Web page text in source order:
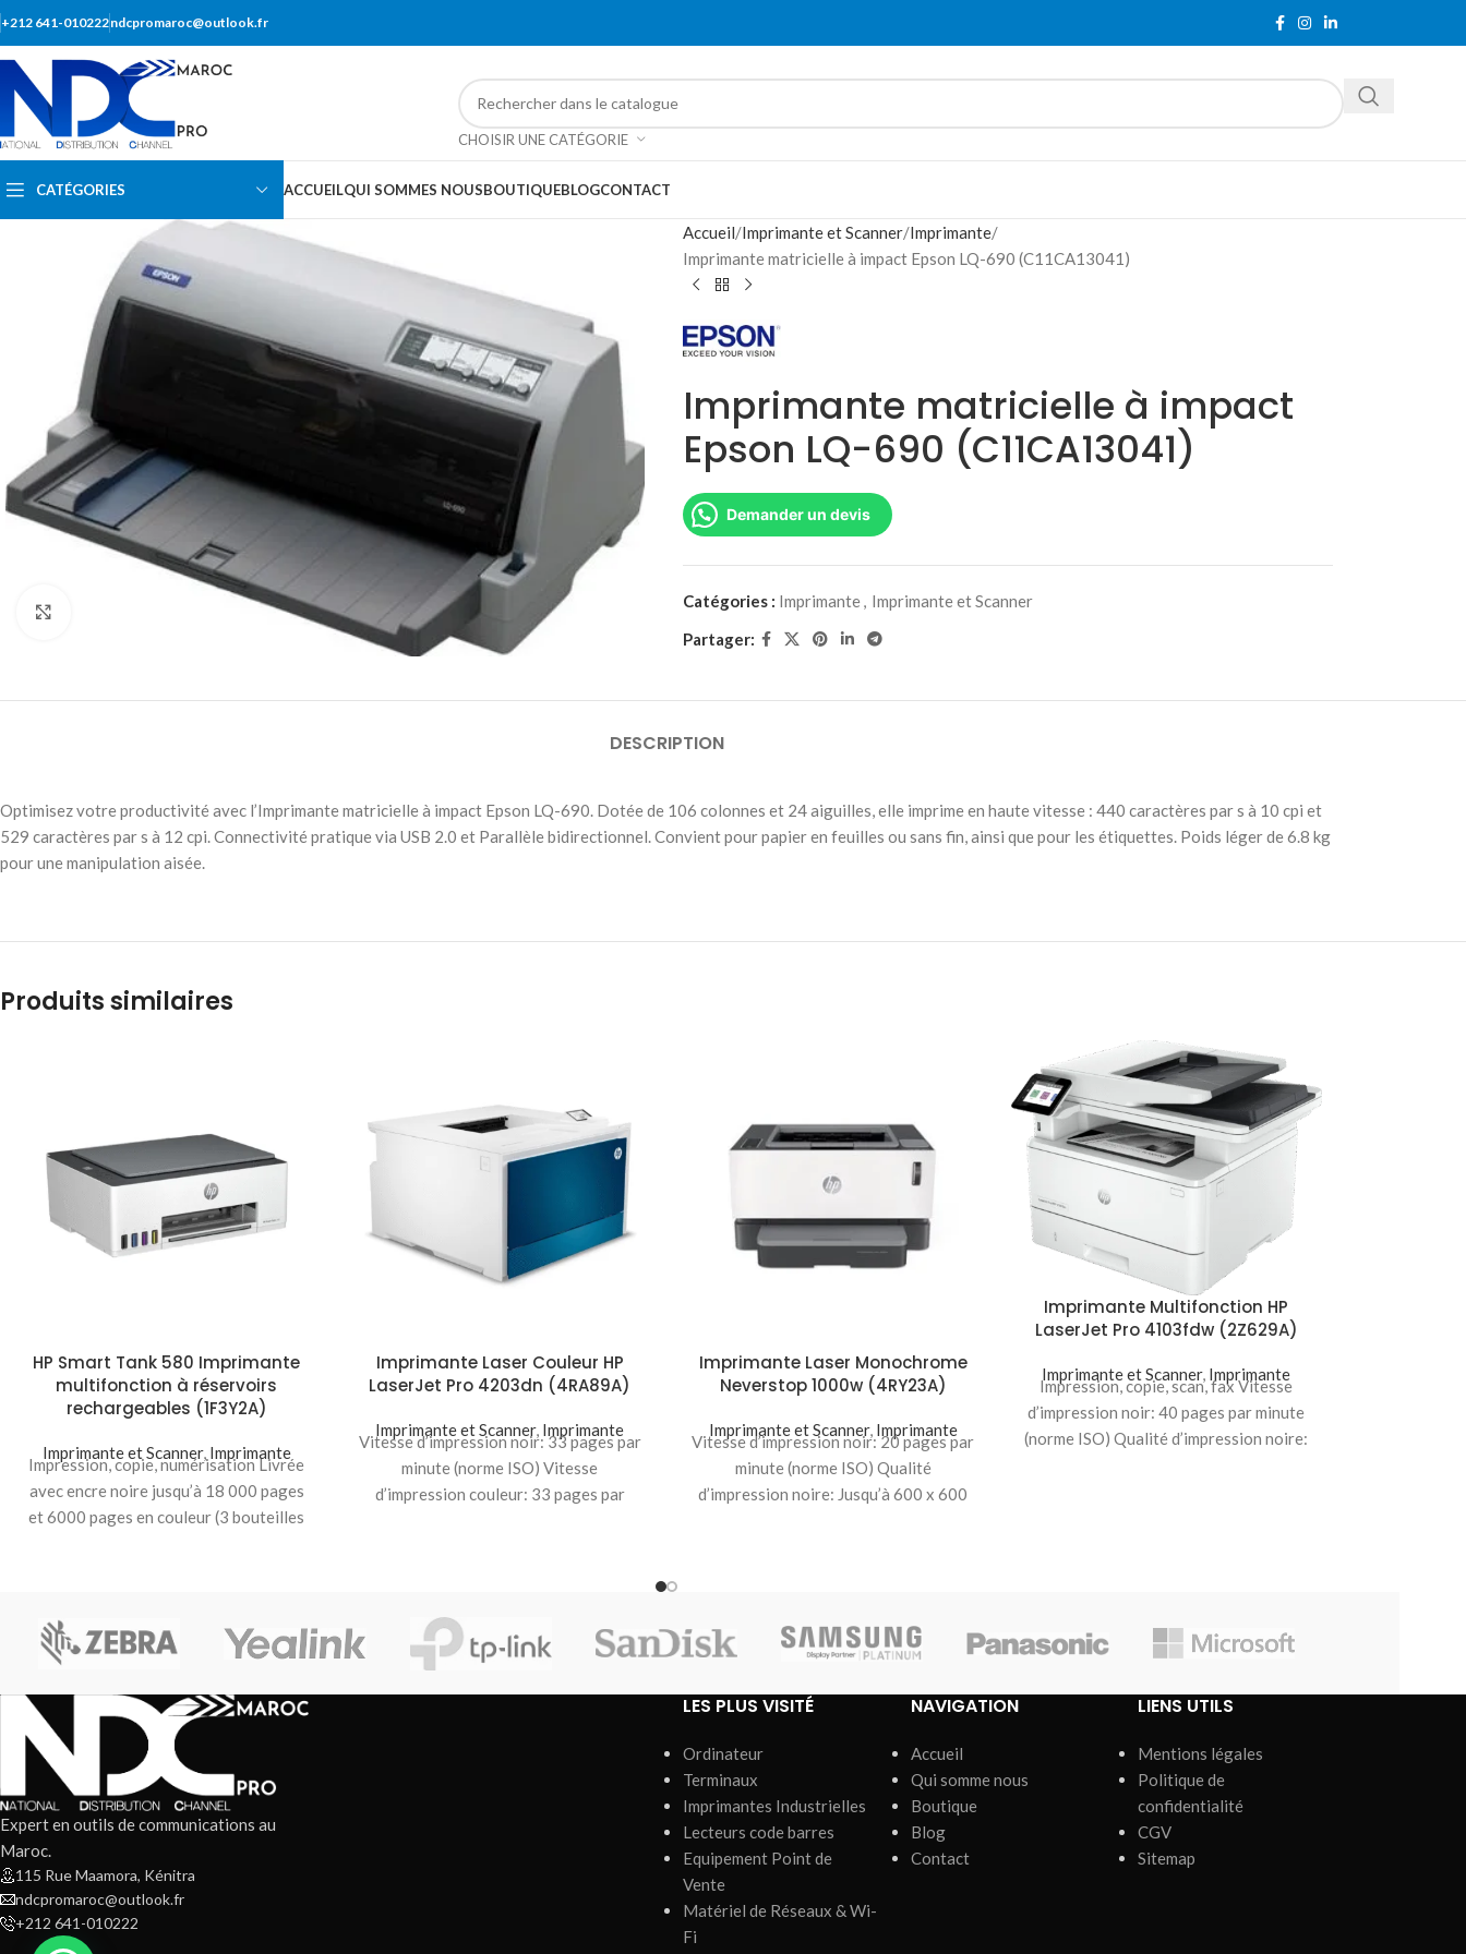
+212 641-010222ndcpromaroc@outlook.fr
CHOISIR UNE CATÉGORIE
CATÉGORIES ACCUEILQUI SOMMES NOUSBOUTIQUEBLOGCONTACT
Accueil Imprimante et Scanner Imprimante
Imprimante matricielle à impact Epson LQ-690 (C11CA13041)
Imprimante matricielle à impact
Epson LQ-690 (C11CA13041)
Demander un devis
Catégories : Imprimante
Imprimante et Scanner
Partager:
DESCRIPTION
Optimisez votre productivité avec l’Imprimante matricielle à impact Epson LQ-690. Dotée de 106 colonnes et 24 aiguilles, elle imprime en haute vitesse : 440 caractères par s à 10 cpi et
529 caractères par s à 12 cpi. Connectivité pratique via USB 2.0 et Parallèle bidirectionnel. Convient pour papier en feuilles ou sans fin, ainsi que pour les étiquettes. Poids léger de 6.8 kg
pour une manipulation aisée.
Produits similaires
HP Smart Tank 580 Imprimante
multifonction à réservoirs
rechargeables (1F3Y2A)
Imprimante et Scanner, Imprimante
Impression, copie, numérisation Livrée
avec encre noire jusqu’à 18 000 pages
et 6000 pages en couleur (3 bouteilles
Imprimante Laser Couleur HP
LaserJet Pro 4203dn (4RA89A)
Imprimante et Scanner, Imprimante
Vitesse d’impression noir: 33 pages par
minute (norme ISO) Vitesse
d’impression couleur: 33 pages par
Imprimante Laser Monochrome
Neverstop 1000w (4RY23A)
Imprimante et Scanner, Imprimante
Vitesse d’impression noir: 20 pages par
minute (norme ISO) Qualité
d’impression noire: Jusqu’à 600 x 600
Imprimante Multifonction HP
LaserJet Pro 4103fdw (2Z629A)
Imprimante et Scanner, Imprimante
Impression, copie, scan, fax Vitesse
d’impression noir: 40 pages par minute
(norme ISO) Qualité d’impression noire:
Expert en outils de communications au
Maroc.
115 Rue Maamora, Kénitra
ndcpromaroc@outlook.fr
+212 641-010222
LES PLUS VISITÉ
Ordinateur
Terminaux
Imprimantes Industrielles
Lecteurs code barres
Equipement Point de
Vente
Matériel de Réseaux & Wi-
Fi
NAVIGATION
Accueil
Qui somme nous
Boutique
Blog
Contact
LIENS UTILS
Mentions légales
Politique de
confidentialité
CGV
Sitemap